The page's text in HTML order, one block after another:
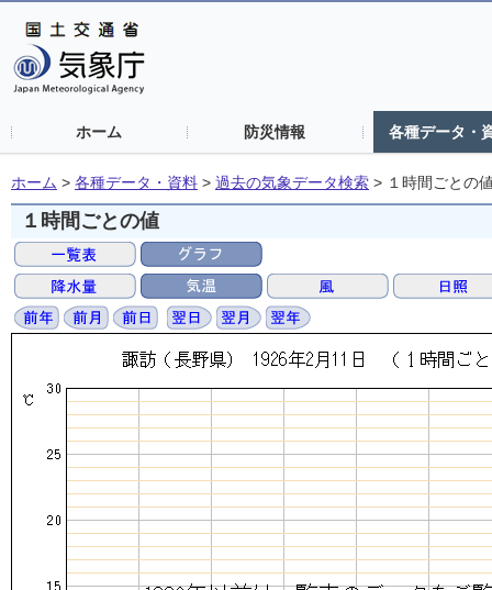
ホーム 防災情報 各種データ・
ホーム > 各種データ・資料 > 過去の気象データ検索 > １時間ごとの
１時間ごとの値